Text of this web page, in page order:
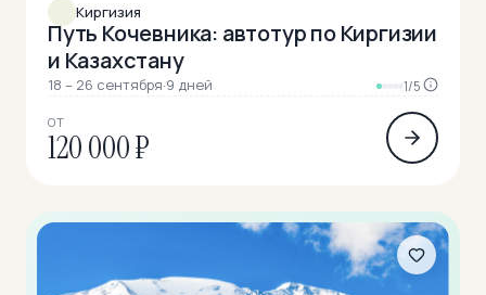
Киргизия
Путь Кочевника: автотур по Киргизии
и Казахстану
18 – 26 сентября·9 дней 1/5
ОТ
120 000 ₽